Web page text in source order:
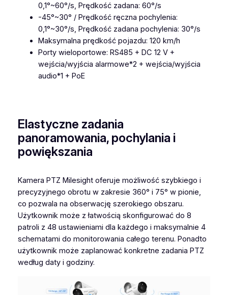
0,1°~60°/s, Prędkość zadana: 60°/s
-45°~30° / Prędkość ręczna pochylenia:
0,1°~30°/s, Prędkość zadana pochylenia: 30°/s
Maksymalna prędkość pojazdu: 120 km/h
Porty wieloportowe: RS485 + DC 12 V +
wejścia/wyjścia alarmowe*2 + wejścia/wyjścia
audio*1 + PoE
Elastyczne zadania
panoramowania, pochylania i
powiększania
Kamera PTZ Milesight oferuje możliwość szybkiego i
precyzyjnego obrotu w zakresie 360° i 75° w pionie,
co pozwala na obserwację szerokiego obszaru.
Użytkownik może z łatwością skonfigurować do 8
patroli z 48 ustawieniami dla każdego i maksymalnie 4
schematami do monitorowania całego terenu. Ponadto
użytkownik może zaplanować konkretne zadania PTZ
według daty i godziny.